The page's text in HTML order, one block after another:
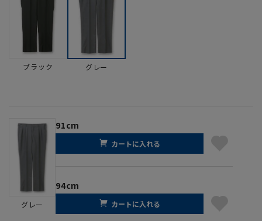
ブラック グレー
グレー
91cm
カートに入れる
94cm
カートに入れる